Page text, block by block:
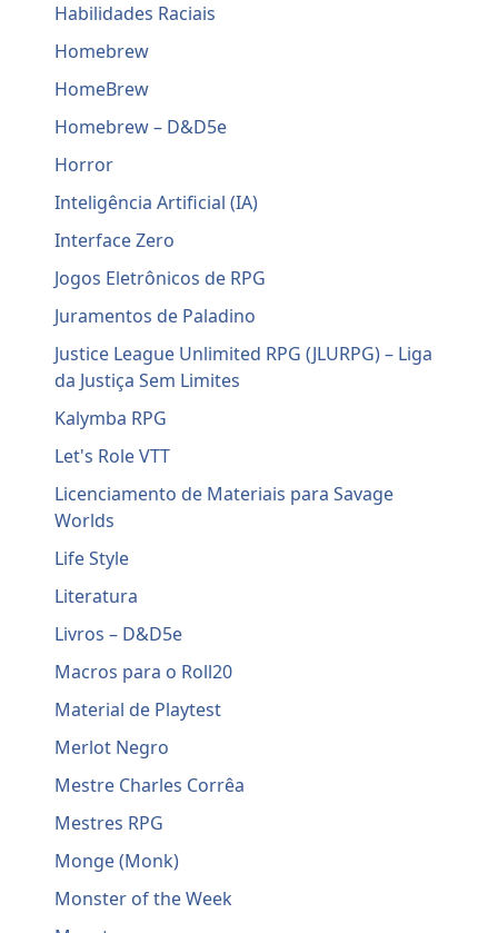
Habilidades Raciais
Homebrew
HomeBrew
Homebrew – D&D5e
Horror
Inteligência Artificial (IA)
Interface Zero
Jogos Eletrônicos de RPG
Juramentos de Paladino
Justice League Unlimited RPG (JLURPG) – Liga
da Justiça Sem Limites
Kalymba RPG
Let's Role VTT
Licenciamento de Materiais para Savage
Worlds
Life Style
Literatura
Livros – D&D5e
Macros para o Roll20
Material de Playtest
Merlot Negro
Mestre Charles Corrêa
Mestres RPG
Monge (Monk)
Monster of the Week